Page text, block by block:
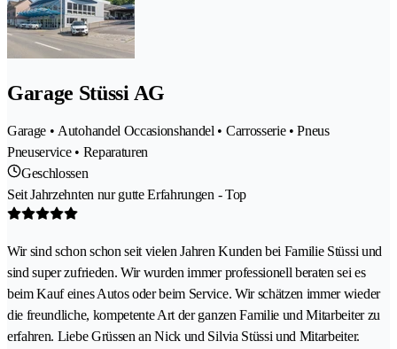
Garage Stüssi AG
Garage • Autohandel Occasionshandel • Carrosserie • Pneus
Pneuservice • Reparaturen
Geschlossen
Seit Jahrzehnten nur gutte Erfahrungen - Top
Wir sind schon schon seit vielen Jahren Kunden bei Familie Stüssi und
sind super zufrieden. Wir wurden immer professionell beraten sei es
beim Kauf eines Autos oder beim Service. Wir schätzen immer wieder
die freundliche, kompetente Art der ganzen Familie und Mitarbeiter zu
erfahren. Liebe Grüssen an Nick und Silvia Stüssi und Mitarbeiter.